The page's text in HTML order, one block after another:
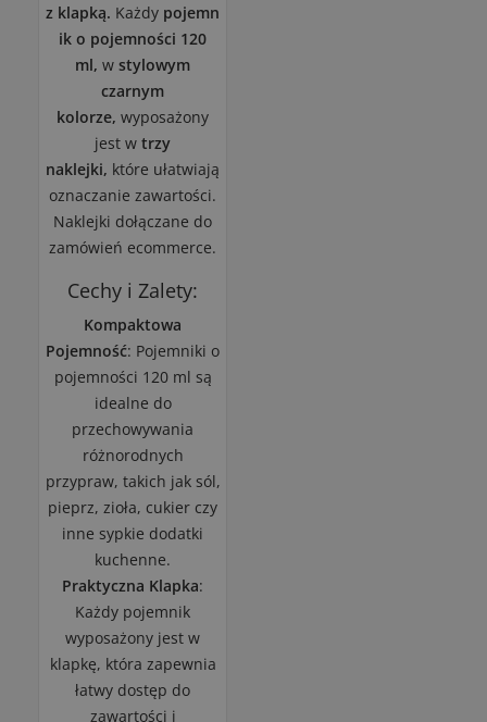
z klapką. Każdy pojemn
ik o pojemności 120
ml, w stylowym
czarnym
kolorze, wyposażony
jest w trzy
naklejki, które ułatwiają
oznaczanie zawartości.
Naklejki dołączane do
zamówień ecommerce.
Cechy i Zalety:
Kompaktowa
Pojemność: Pojemniki o
pojemności 120 ml są
idealne do
przechowywania
różnorodnych
przypraw, takich jak sól,
pieprz, zioła, cukier czy
inne sypkie dodatki
kuchenne.
Praktyczna Klapka:
Każdy pojemnik
wyposażony jest w
klapkę, która zapewnia
łatwy dostęp do
zawartości i